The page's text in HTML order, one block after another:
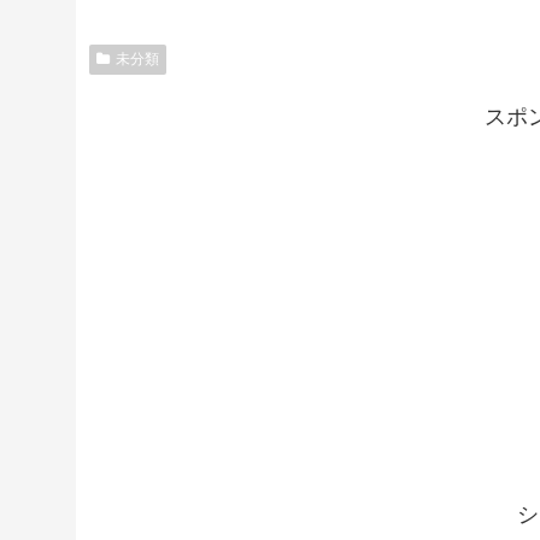
未分類
スポ